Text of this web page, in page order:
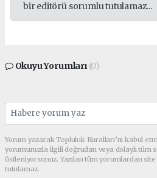
bir editörü sorumlu tutulamaz...
Okuyu Yorumları (0)
Yorum yazarak Topluluk Kuralları’nı kabul
yorumunuzla ilgili doğrudan veya dolaylı tüm
üstleniyorsunuz. Yazılan tüm yorumlardan
tutulamaz.